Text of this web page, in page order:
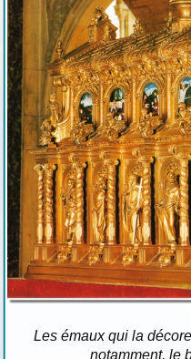
Les émaux qui la
notamment, le